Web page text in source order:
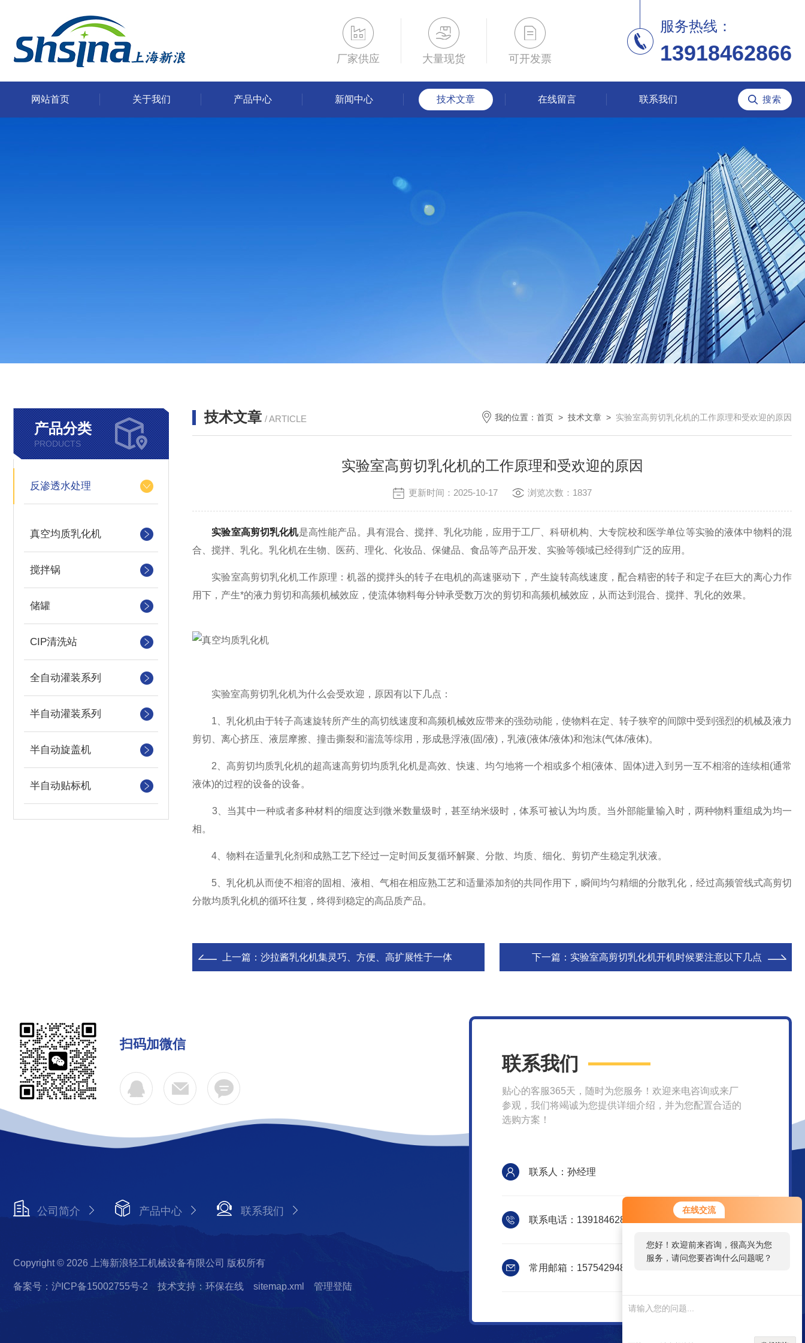
在线交流
您好！欢迎前来咨询，很高兴为您
服务，请问您要咨询什么问题呢？
了需求产品，您可以直接在线与我
联系！
厂家供应 大量现货 可开发票
服务热线：
13918462866
网站首页 关于我们 产品中心 新闻中心 技术文章 在线留言 联系我们
产品分类
PRODUCTS
反渗透水处理
真空均质乳化机
搅拌锅
储罐
CIP清洗站
全自动灌装系列
半自动灌装系列
半自动旋盖机
半自动贴标机
技术文章 / ARTICLE 我的位置： 首页 > 技术文章 > 实验室高剪切乳化机的工作原理和受欢迎的原因
实验室高剪切乳化机的工作原理和受欢迎的原因
更新时间：2025-10-17 浏览次数：1837
实验室高剪切乳化机是高性能产品。具有混合、搅拌、乳化功能，应用于工厂、科研机构、大专院校和医学单位等实验的液体中物料的混
合、搅拌、乳化。乳化机在生物、医药、理化、化妆品、保健品、食品等产品开发、实验等领域已经得到广泛的应用。
实验室高剪切乳化机工作原理：机器的搅拌头的转子在电机的高速驱动下，产生旋转高线速度，配合精密的转子和定子在巨大的离心力作
用下，产生*的液力剪切和高频机械效应，使流体物料每分钟承受数万次的剪切和高频机械效应，从而达到混合、搅拌、乳化的效果。
实验室高剪切乳化机为什么会受欢迎，原因有以下几点：
1、乳化机由于转子高速旋转所产生的高切线速度和高频机械效应带来的强劲动能，使物料在定、转子狭窄的间隙中受到强烈的机械及液力
剪切、离心挤压、液层摩擦、撞击撕裂和湍流等综用，形成悬浮液(固/液)，乳液(液体/液体)和泡沫(气体/液体)。
2、高剪切均质乳化机的超高速高剪切均质乳化机是高效、快速、均匀地将一个相或多个相(液体、固体)进入到另一互不相溶的连续相(通常
液体)的过程的设备的设备。
3、当其中一种或者多种材料的细度达到微米数量级时，甚至纳米级时，体系可被认为均质。当外部能量输入时，两种物料重组成为均一
相。
4、物料在适量乳化剂和成熟工艺下经过一定时间反复循环解聚、分散、均质、细化、剪切产生稳定乳状液。
5、乳化机从而使不相溶的固相、液相、气相在相应熟工艺和适量添加剂的共同作用下，瞬间均匀精细的分散乳化，经过高频管线式高剪切
分散均质乳化机的循环往复，终得到稳定的高品质产品。
上一篇： 沙拉酱乳化机集灵巧、方便、高扩展性于一体 下一篇： 实验室高剪切乳化机开机时候要注意以下几点
扫码加微信
公司简介 产品中心 联系我们
Copyright © 2026 上海新浪轻工机械设备有限公司 版权所有
备案号：沪ICP备15002755号-2 技术支持：环保在线 sitemap.xml 管理登陆
联系我们
贴心的客服365天，随时为您服务！欢迎来电咨询或来厂
参观，我们将竭诚为您提供详细介绍，并为您配置合适的
选购方案！
联系人：孙经理
联系电话：13918462866
常用邮箱：1575429488@qq.com